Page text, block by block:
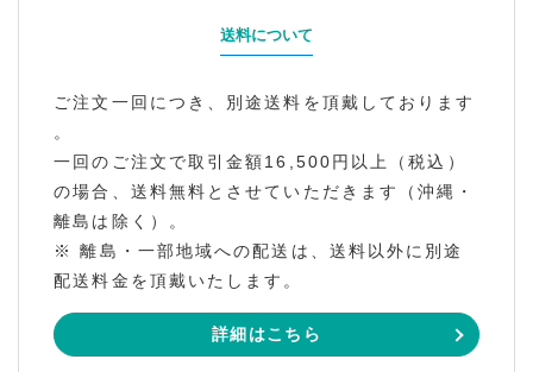
送料について
ご注文一回につき、別途送料を頂戴しております
。
一回のご注文で取引金額16,500円以上（税込）
の場合、送料無料とさせていただきます（沖縄・
離島は除く）。
※ 離島・一部地域への配送は、送料以外に別途
配送料金を頂戴いたします。
詳細はこちら